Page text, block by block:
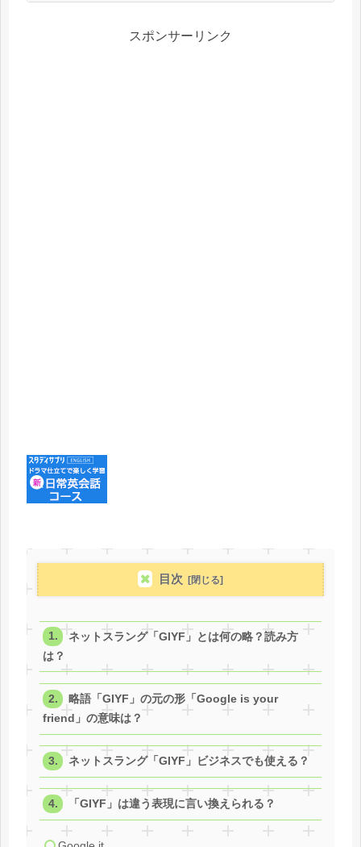
スポンサーリンク
目次
ネットスラング「GIYF」とは何の略？読み方
は？
略語「GIYF」の元の形「Google is your
friend」の意味は？
ネットスラング「GIYF」ビジネスでも使える？
「GIYF」は違う表現に言い換えられる？